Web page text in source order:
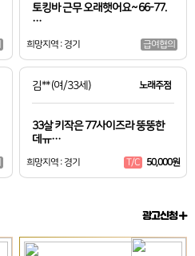
토킹바 근무 오래햇어요~ 66-77.
…
희망지역 : 경기 급여협의
김**(여/33세) 노래주점
33살 키작은 77사이즈라 뚱뚱한
데ㅠ…
희망지역 : 경기 T/C 50,000원
광고신청